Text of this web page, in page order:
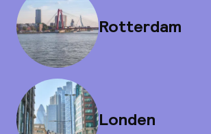
Rotterdam
Londen